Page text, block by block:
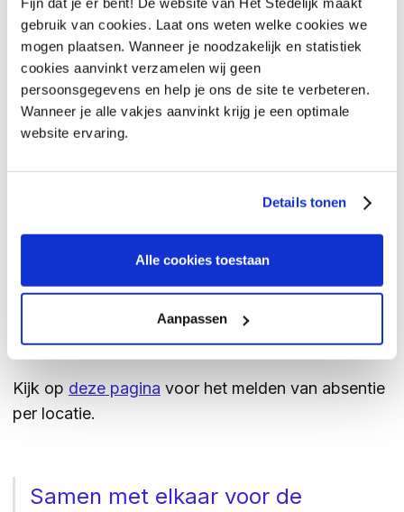
gebruik van cookies. Laat ons weten welke cookies we
mogen plaatsen. Wanneer je noodzakelijk en statistiek
cookies aanvinkt verzamelen wij geen
persoonsgegevens en help je ons de site te verbeteren.
Wanneer je alle vakjes aanvinkt krijg je een optimale
website ervaring.
Details tonen
Alle cookies toestaan
Aanpassen
Wanneer je kind ziek is, meld dit dan zo snel
mogelijk aan de locatie waar je kind onderwijs
volgt. De manier waarop de melding gedaan moet
worden, verschilt per locatie. Als een leerling te
laat is, verwerkt de docent dit in Somtoday. Komt
een leerling veelvuldig te laat en is in het gesprek
schakelt de locatie de leerplichtambtenaar in. Het
kan natuurlijk voorkomen dat een leerling door een
bijzondere situatie te laat is. Dan kun je contact
opnemen en dit doorgeven aan de
presentiemedewerker van de locatie.
Kijk op deze pagina voor het melden van absentie
per locatie.
Samen met elkaar voor de